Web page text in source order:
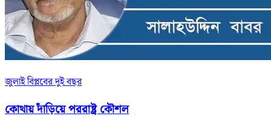
জুলাই বিপ্লবের দুই বছর
কোথায় দাঁড়িয়ে পররাষ্ট্র কৌশল